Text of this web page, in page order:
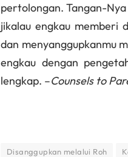
pertolongan. Tangan-
jikalau engkau memberi
dan menyanggupkanmu
engkau dengan
lengkap. –Counsels to
Disanggupkan melalui Roh